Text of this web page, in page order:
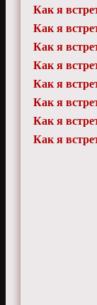
Как я
Как я
Как я
Как я
Как я
Как я
Как я
Как я